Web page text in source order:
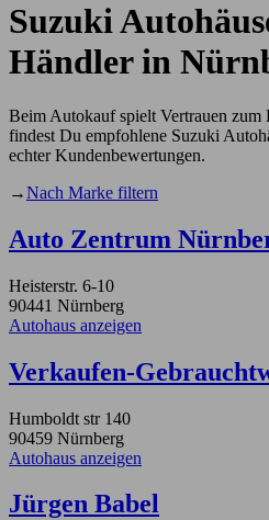
Suzuki
Händler in
Beim Autokauf spielt Vertrauen
findest Du empfohlene Suzuki
echter Kundenbewertungen.
→Nach Marke filtern
Auto Zentrum
Heisterstr. 6-10
90441 Nürnberg
Autohaus anzeigen
Verkaufen-
Humboldt str 140
90459 Nürnberg
Autohaus anzeigen
Jürgen Babel